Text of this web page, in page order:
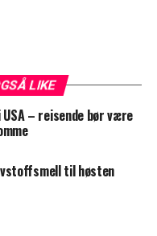
LIKE
– reisende bør være
til høsten